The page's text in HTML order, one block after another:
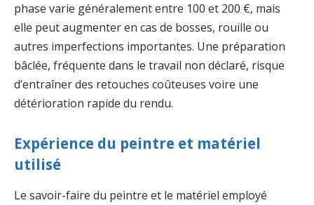
phase varie généralement entre 100 et 200 €, mais
elle peut augmenter en cas de bosses, rouille ou
autres imperfections importantes. Une préparation
bâclée, fréquente dans le travail non déclaré, risque
d’entraîner des retouches coûteuses voire une
détérioration rapide du rendu.
Expérience du peintre et matériel
utilisé
Le savoir-faire du peintre et le matériel employé